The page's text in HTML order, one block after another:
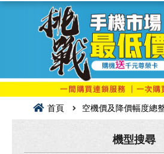
手
及
降
價
首頁 空機價及降價幅度總
機型搜尋